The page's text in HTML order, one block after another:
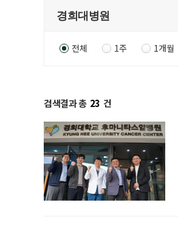
전체 1주 1개월
검색결과 총 23 건